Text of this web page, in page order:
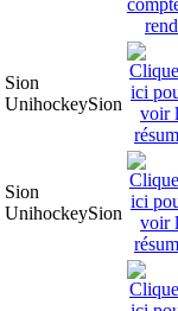
Sion
UnihockeySion
Sion
UnihockeySion